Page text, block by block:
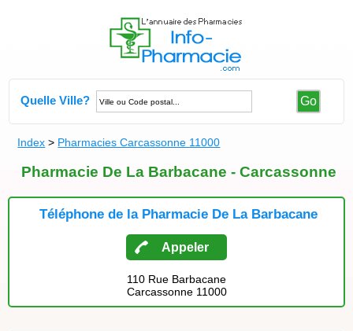
Quelle Ville? Go
Index > Pharmacies Carcassonne 11000
Pharmacie De La Barbacane - Carcassonne
Téléphone de la Pharmacie De La Barbacane
Appeler
110 Rue Barbacane
Carcassonne 11000